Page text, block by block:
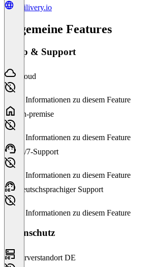
mailivery.io
Allgemeine Features
Setup & Support
Cloud
Keine Informationen zu diesem Feature
On-premise
Keine Informationen zu diesem Feature
24/7-Support
Keine Informationen zu diesem Feature
Deutschsprachiger Support
Keine Informationen zu diesem Feature
Datenschutz
Serverstandort DE